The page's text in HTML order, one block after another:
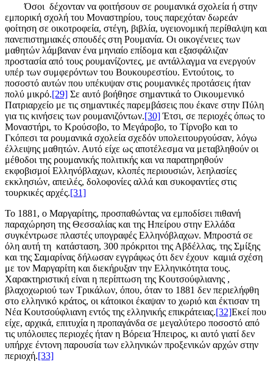
Όσοι δέχονταν να φοιτήσουν σε ρουμανικά σχολεία ή στην
εμπορική σχολή του Μοναστηρίου, τους παρεχόταν δωρεάν
φοίτηση σε οικοτροφεία, στέγη, βιβλία, υγειονομική περίθαλψη και
πανεπιστημιακές σπουδές στη Ρουμανία. Οι οικογένειες των
μαθητών λάμβαναν ένα μηνιαίο επίδομα και εξασφάλιζαν
προστασία από τους ρουμανίζοντες, με αντάλλαγμα να ενεργούν
υπέρ των συμφερόντων του Βουκουρεστίου. Εντούτοις, το
ποσοστό αυτών που υπέκυψαν στις ρουμανικές προτάσεις ήταν
πολύ μικρό.[29] Σε αυτό βοήθησε σημαντικά το Οικουμενικό
Πατριαρχείο με τις σημαντικές παρεμβάσεις που έκανε στην Πύλη
για τις κινήσεις των ρουμανιζόντων.[30]Έτσι, σε περιοχές όπως το
Μοναστήρι, το Κρούσοβο, το Μεγάροβο, το Τίρνοβο και το
Γκόπεσι τα ρουμανικά σχολεία σχεδόν υπολειτουργούσαν, λόγω
έλλειψης μαθητών. Αυτό είχε ως αποτέλεσμα να μεταβληθούν οι
μέθοδοι της ρουμανικής πολιτικής και να παρατηρηθούν
εκφοβισμοί Ελληνόβλαχων, κλοπές περιουσιών, λεηλασίες
εκκλησιών, απειλές, δολοφονίες αλλά και συκοφαντίες στις
τουρκικές αρχές.[31]
Το 1881, ο Μαργαρίτης, προσπαθώντας να εμποδίσει πιθανή
παραχώρηση της Θεσσαλίας και της Ηπείρου στην Ελλάδα
συγκέντρωσε πλαστές υπογραφές Ελληνόβλαχων. Μπροστά σε
όλη αυτή τη κατάσταση, 300 πρόκριτοι της Αβδέλλας, της Σμίξης
και της Σαμαρίνας δήλωσαν εγγράφως ότι δεν έχουν καμιά σχέση
με τον Μαργαρίτη και διεκήρυξαν την Ελληνικότητα τους.
Χαρακτηριστική είναι η περίπτωση της Κουτσούφλιανης ,
βλαχοχωριού των Τρικάλων, όπου, όταν το 1881 δεν περιελήφθη
στο ελληνικό κράτος, οι κάτοικοι έκαψαν το χωριό και έκτισαν τη
Νέα Κουτσούφλιανη εντός της ελληνικής επικράτειας.[32]Εκεί που
είχε, αρχικά, επιτυχία η προπαγάνδα σε μεγαλύτερο ποσοστό από
τις υπόλοιπες περιοχές ήταν η Βόρεια Ήπειρος, κι αυτό γιατί δεν
υπήρχε έντονη παρουσία των ελληνικών προξενικών αρχών στην
περιοχή.[33]